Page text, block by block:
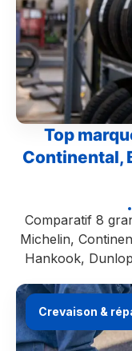
Top
Continental,
Comparatif 8
Michelin,
Hankook,
Crevaison &